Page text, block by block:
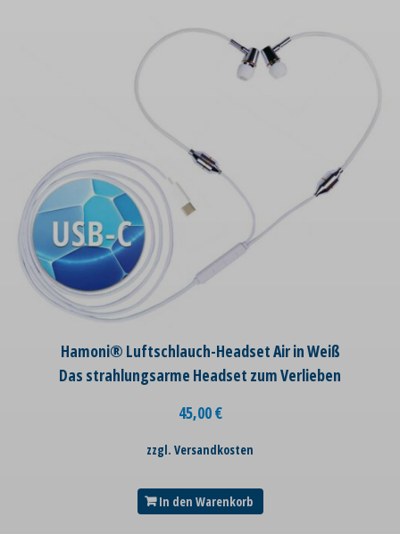
Hamoni® Luftschlauch-Headset Air in Weiß
Das strahlungsarme Headset zum Verlieben
45,00€
zzgl. Versandkosten
In den Warenkorb